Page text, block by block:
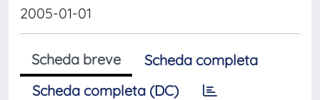
2005-01-01
Scheda breve
Scheda completa
Scheda completa (DC)